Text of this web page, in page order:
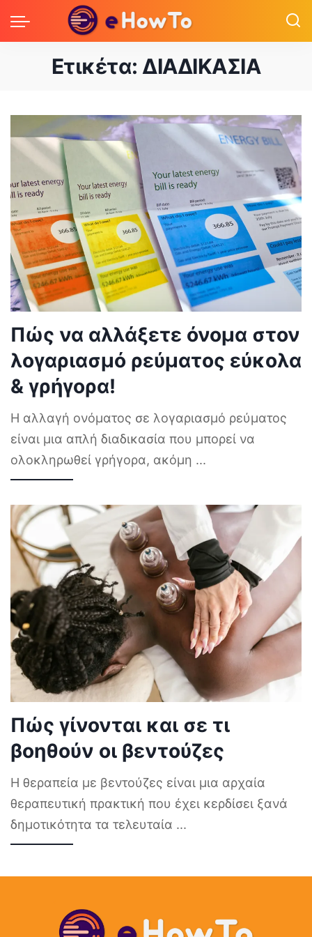
Ετικέτα: ΔΙΑΔΙΚΑΣΙΑ
Πώς να αλλάξετε όνομα στον
λογαριασμό ρεύματος εύκολα
& γρήγορα!
Η αλλαγή ονόματος σε λογαριασμό ρεύματος
είναι μια απλή διαδικασία που μπορεί να
ολοκληρωθεί γρήγορα, ακόμη ...
Πώς γίνονται και σε τι
βοηθούν οι βεντούζες
Η θεραπεία με βεντούζες είναι μια αρχαία
θεραπευτική πρακτική που έχει κερδίσει ξανά
δημοτικότητα τα τελευταία ...